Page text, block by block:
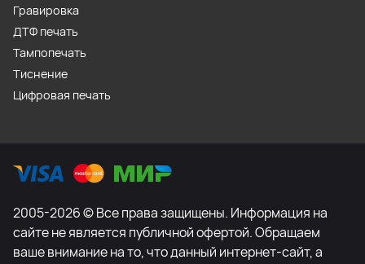
Гравировка
ДТФ печать
Тампопечать
Тиснение
Цифровая печать
2005-2026 © Все права защищены. Информация на
сайте не является публичной офертой. Обращаем
ваше внимание на то, что данный интернет-сайт, а